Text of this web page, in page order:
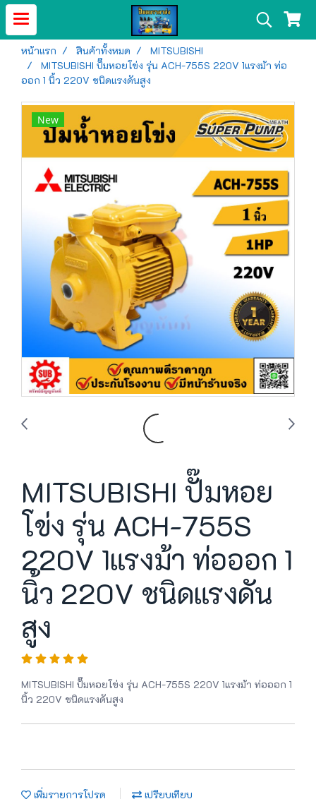
หน้าแรก สินค้าทั้งหมด
MITSUBISHI
MITSUBISHI ปั๊มหอยโข่ง รุ่น ACH-755S 220V 1แรงม้า ท่อ
ออก 1 นิ้ว 220V ชนิดแรงดันสูง
New
MITSUBISHI ปั๊มหอย
โข่ง รุ่น ACH-755S
220V 1แรงม้า ท่อออก 1
นิ้ว 220V ชนิดแรงดัน
สูง
MITSUBISHI ปั๊มหอยโข่ง รุ่น ACH-755S 220V 1แรงม้า ท่อออก 1
นิ้ว 220V ชนิดแรงดันสูง
เพิ่มรายการโปรด เปรียบเทียบ